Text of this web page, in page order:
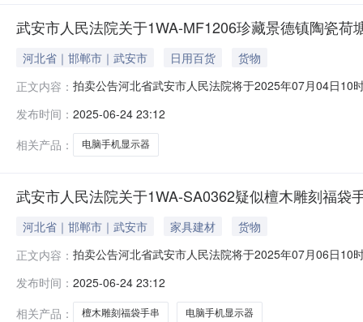
武安市人民法院关于1WA-MF1206珍藏景德镇陶瓷
河北省｜邯郸市｜武安市 日用百货
货物
正文内容： 拍卖公告河北省武安市人民法院将于2025年07月04日10
示页中的市场价仅为平台默认填写，不能作为实际市场
图片
发布时间： 2025-06-24 23:12
相关产品：
电脑手机显示器
武安市人民法院关于1WA-SA0362疑似檀木雕刻福袋
河北省｜邯郸市｜武安市 家具建材
货物
正文内容： 拍卖公告河北省武安市人民法院将于2025年07月06日10
示页中的市场价仅为平台默认填写，不能作为实际市场
图片
发布时间： 2025-06-24 23:12
相关产品：
檀木雕刻福袋手串 电脑手机显示器